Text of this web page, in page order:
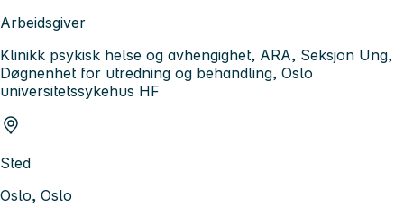
Arbeidsgiver
Klinikk psykisk helse og avhengighet, ARA, Seksjon Ung,
Døgnenhet for utredning og behandling, Oslo
universitetssykehus HF
Sted
Oslo, Oslo